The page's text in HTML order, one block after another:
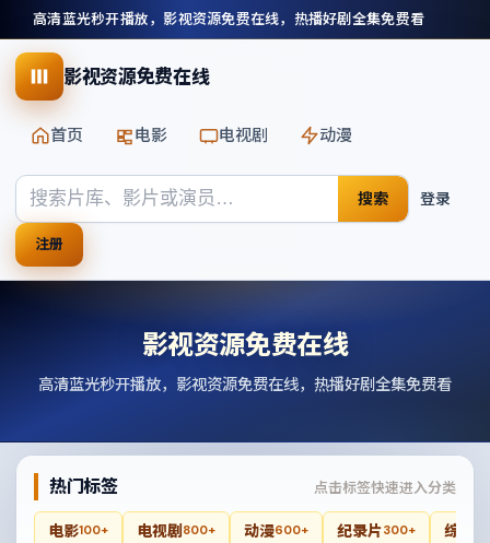
高清蓝光秒开播放，影视资源免费在线，热播好剧全集免费看
影视资源免费在线
首页 电影 电视剧 动漫
搜索 登录
注册
影视资源免费在线
高清蓝光秒开播放，影视资源免费在线，热播好剧全集免费看
热门标签 点击标签快速进入分类
电影100+ 电视剧 800+ 动漫600+ 纪录片300+ 综艺